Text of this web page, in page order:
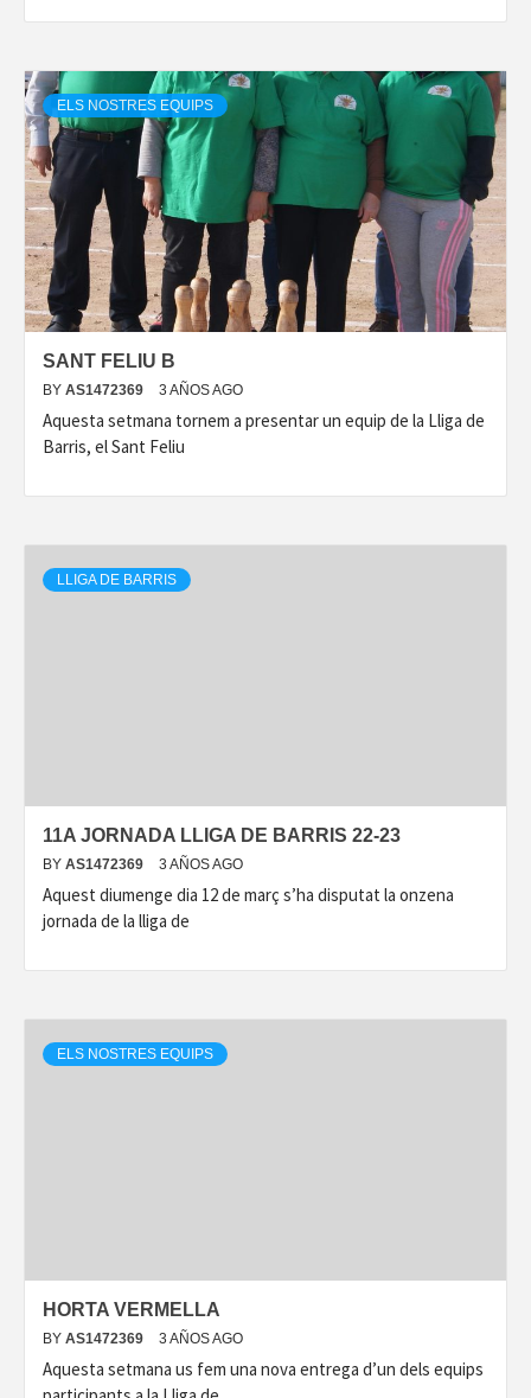
ELS NOSTRES EQUIPS
SANT FELIU B
BY AS1472369 3 AÑOS AGO
Aquesta setmana tornem a presentar un equip de la Lliga de
Barris, el Sant Feliu
LLIGA DE BARRIS
11A JORNADA LLIGA DE BARRIS 22-23
BY AS1472369 3 AÑOS AGO
Aquest diumenge dia 12 de març s’ha disputat la onzena
jornada de la lliga de
ELS NOSTRES EQUIPS
HORTA VERMELLA
BY AS1472369 3 AÑOS AGO
Aquesta setmana us fem una nova entrega d’un dels equips